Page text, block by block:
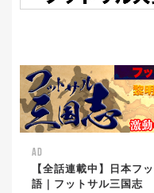
AD
【全話連載中】日本フ
語｜フットサル三国志